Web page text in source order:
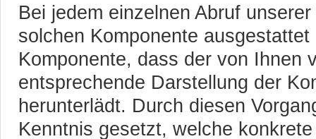
Bei jedem einzelnen Abruf
solchen Komponente
Komponente, dass der von Ihnen
entsprechende Darstellung der
herunterlädt. Durch diesen
Kenntnis gesetzt, welche